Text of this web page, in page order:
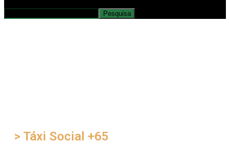
> Táxi Social +65